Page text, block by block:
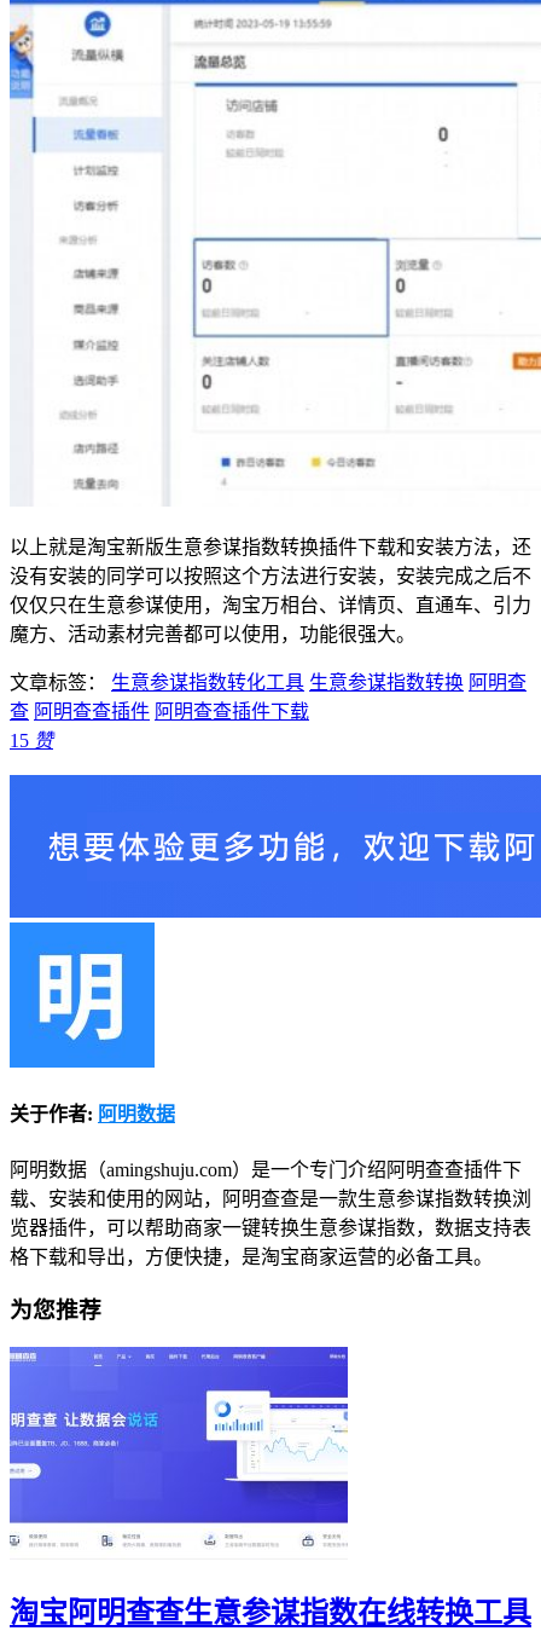
以上就是淘宝新版生意参谋指数转换插件下载和安装方法，还
没有安装的同学可以按照这个方法进行安装，安装完成之后不
仅仅只在生意参谋使用，淘宝万相台、详情页、直通车、引力
魔方、活动素材完善都可以使用，功能很强大。
文章标签： 生意参谋指数转化工具 生意参谋指数转换 阿明查
查 阿明查查插件 阿明查查插件下载
15 赞
关于作者: 阿明数据
阿明数据（amingshuju.com）是一个专门介绍阿明查查插件下
载、安装和使用的网站，阿明查查是一款生意参谋指数转换浏
览器插件，可以帮助商家一键转换生意参谋指数，数据支持表
格下载和导出，方便快捷，是淘宝商家运营的必备工具。
为您推荐
淘宝阿明查查生意参谋指数在线转换工具